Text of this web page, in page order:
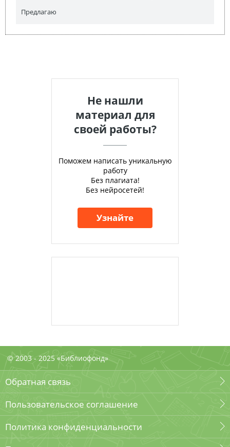
Предлагаю
Не нашли
материал для
своей работы?
Поможем написать уникальную
работу
Без плагиата!
Без нейросетей!
Узнайте
© 2003 - 2025 «Библиофонд»
Обратная связь
Пользовательское соглашение
Политика конфиденциальности